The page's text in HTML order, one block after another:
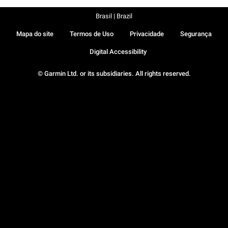
© Garmin Ltd. or its subsidiaries. All rights reserved.
Mapa do site Termos de Uso Privacidade Segurança
Digital Accessibility
Brasil | Brazil